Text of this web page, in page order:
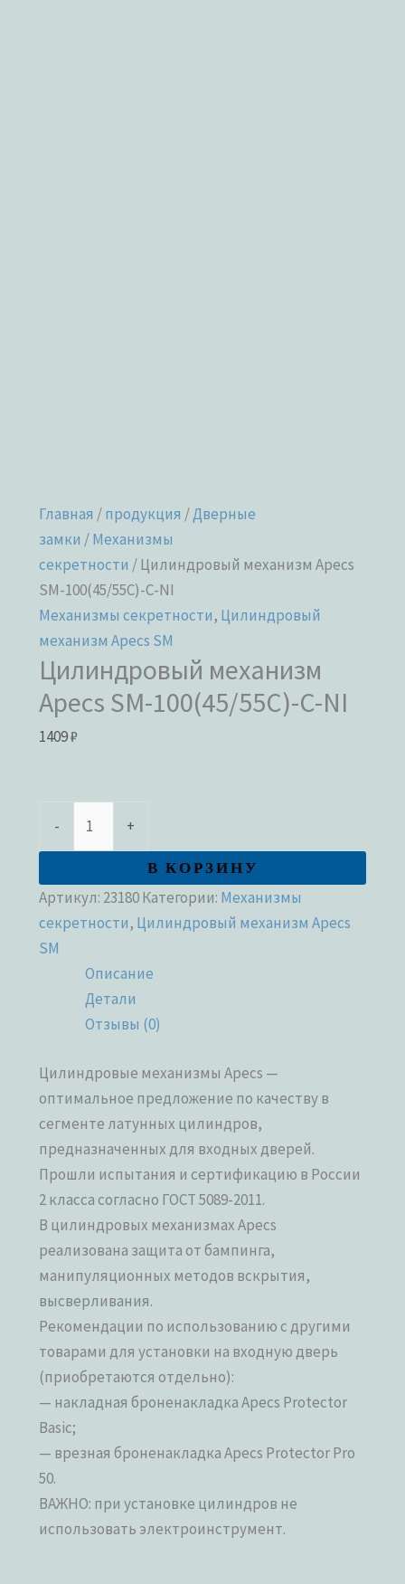
Главная /продукция /Дверные
замки /Механизмы
секретности / Цилиндровый механизм Apecs
SM-100(45/55C)-C-NI
Механизмы секретности, Цилиндровый
механизм Apecs SM
Цилиндровый механизм
Apecs SM-100(45/55C)-C-NI
1409₽
- +
В КОРЗИНУ
Артикул: 23180Категории: Механизмы
секретности, Цилиндровый механизм Apecs
SM
Описание
Детали
Отзывы (0)
Цилиндровые механизмы Apecs —
оптимальное предложение по качеству в
сегменте латунных цилиндров,
предназначенных для входных дверей.
Прошли испытания и сертификацию в России
2 класса согласно ГОСТ 5089-2011.
В цилиндровых механизмах Apecs
реализована защита от бампинга,
манипуляционных методов вскрытия,
высверливания.
Рекомендации по использованию с другими
товарами для установки на входную дверь
(приобретаются отдельно):
— накладная броненакладка Apecs Protector
Basic;
— врезная броненакладка Apecs Protector Pro
50.
ВАЖНО: при установке цилиндров не
использовать электроинструмент.